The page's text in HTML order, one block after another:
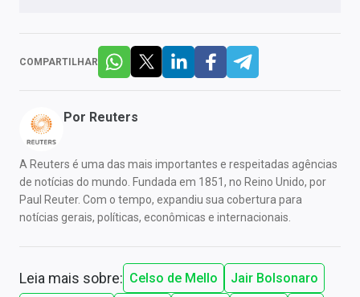
COMPARTILHAR
Por Reuters
A Reuters é uma das mais importantes e respeitadas agências
de notícias do mundo. Fundada em 1851, no Reino Unido, por
Paul Reuter. Com o tempo, expandiu sua cobertura para
notícias gerais, políticas, econômicas e internacionais.
Leia mais sobre: Celso de Mello
Jair Bolsonaro